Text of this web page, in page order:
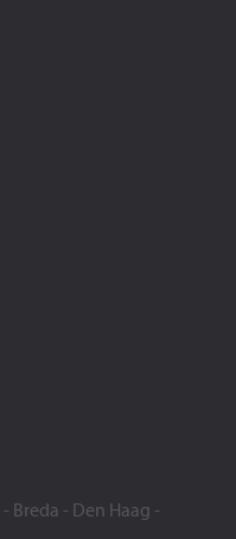
- Breda - Den Haag -